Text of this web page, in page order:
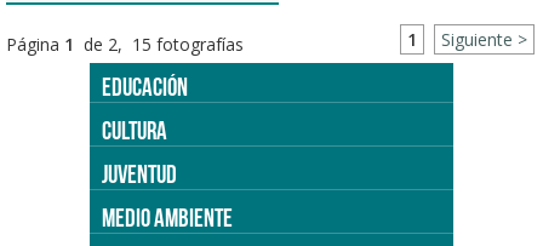
Página 1 de 2, 15 fotografías 1 Siguiente >
EDUCACIÓN
CULTURA
JUVENTUD
MEDIO AMBIENTE